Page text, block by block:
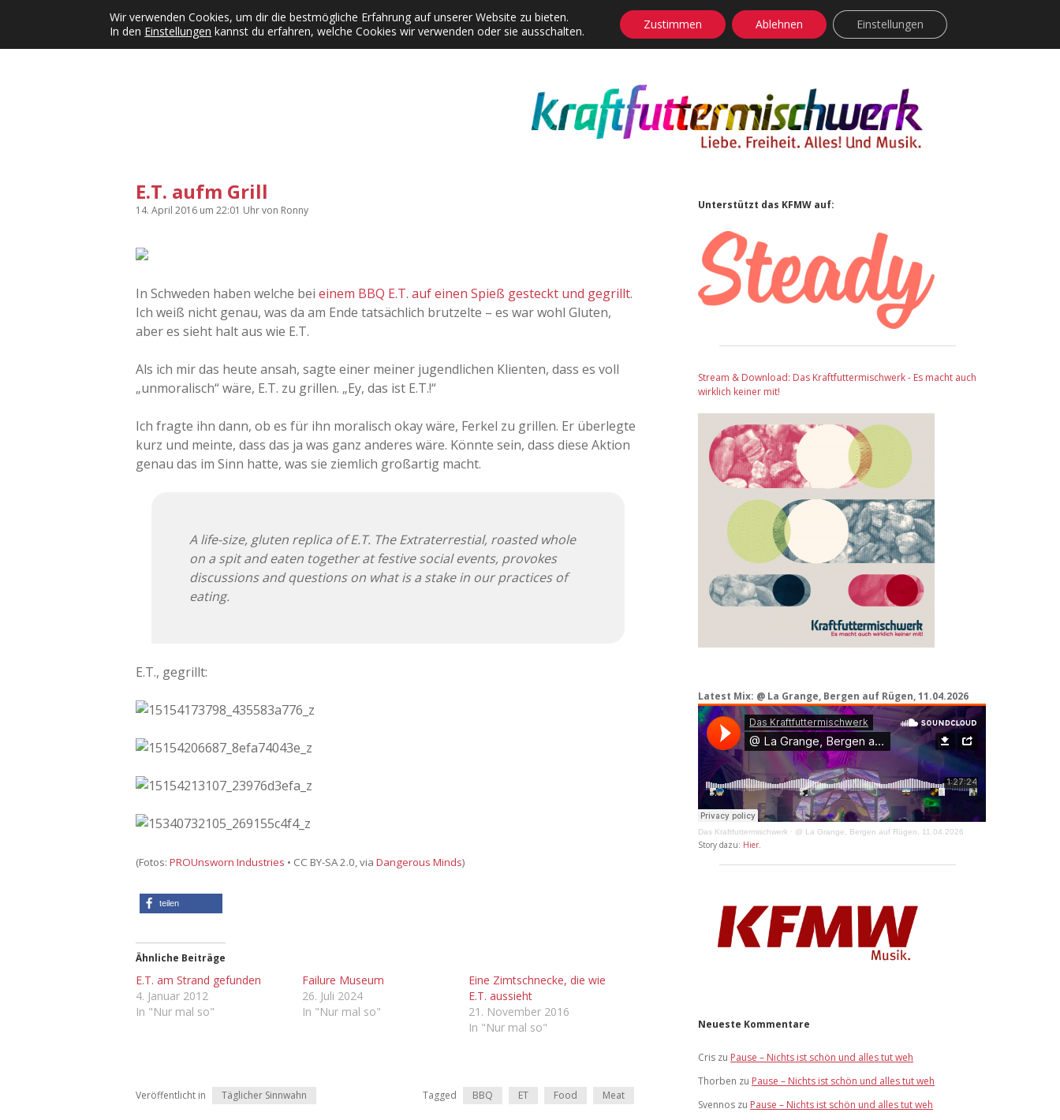
Kategorien Dropdown-Menü öffnen
KFMW-Disco Dates Instagrams Contact Adventskalender Dropdown-Menü öffnen facebook
instagram
rss soundcloud
vimeoBluesky
E.T. aufm Grill
14. April 2016 um 22:01 Uhrvon Ronny
In Schweden haben welche bei einem BBQ E.T. auf einen Spieß gesteckt und gegrillt.
Ich weiß nicht genau, was da am Ende tatsächlich brutzelte – es war wohl Gluten,
aber es sieht halt aus wie E.T.
Als ich mir das heute ansah, sagte einer meiner jugendlichen Klienten, dass es voll
„unmoralisch“ wäre, E.T. zu grillen. „Ey, das ist E.T.!“
Ich fragte ihn dann, ob es für ihn moralisch okay wäre, Ferkel zu grillen. Er überlegte
kurz und meinte, dass das ja was ganz anderes wäre. Könnte sein, dass diese Aktion
genau das im Sinn hatte, was sie ziemlich großartig macht.
A life-size, gluten replica of E.T. The Extraterrestial, roasted whole
on a spit and eaten together at festive social events, provokes
discussions and questions on what is a stake in our practices of
eating.
E.T., gegrillt:
(Fotos: PROUnsworn Industries • CC BY-SA 2.0, via Dangerous Minds)
teilen
Ähnliche Beiträge
E.T. am Strand gefunden
4. Januar 2012
In "Nur mal so"
Failure Museum
26. Juli 2024
In "Nur mal so"
Eine Zimtschnecke, die wie
E.T. aussieht
21. November 2016
In "Nur mal so"
Veröffentlicht in Täglicher Sinnwahn Tagged BBQ ET Food Meat
Sidebar
Unterstützt das KFMW auf:
Stream & Download: Das Kraftfuttermischwerk - Es macht auch
wirklich keiner mit!
Latest Mix: @ La Grange, Bergen auf Rügen, 11.04.2026
Das Kraftfuttermischwerk · @ La Grange, Bergen auf Rügen, 11.04.2026
Story dazu: Hier.
Neueste Kommentare
Cris zu Pause – Nichts ist schön und alles tut weh
Thorben zu Pause – Nichts ist schön und alles tut weh
Svennos zu Pause – Nichts ist schön und alles tut weh
Wir verwenden Cookies, um dir die bestmögliche Erfahrung auf unserer Website zu bieten.
In den Einstellungen kannst du erfahren, welche Cookies wir verwenden oder sie ausschalten. Zustimmen Ablehnen Einstellungen